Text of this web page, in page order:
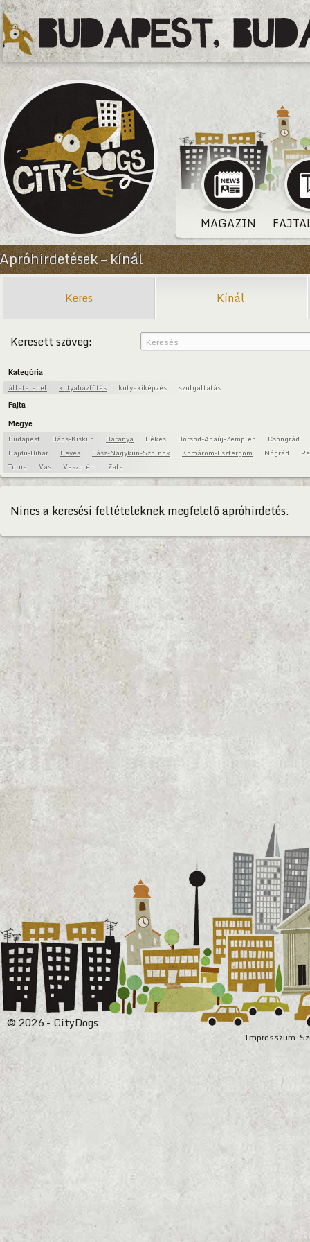
MAGAZIN
Apróhirdetések – kínál
Keres Kínál
Keresett szöveg:
Kategória
állateledel kutyaházfűtés kutyakiképzés szolgaltatás
Fajta
Megye
Budapest Bács-Kiskun Baranya Békés Borsod-Abaúj-Zemplén
Csongrád
Hajdú-Bihar
Heves Jász-Nagykun-Szolnok Komárom-Esztergom Nógrád
Tolna
Vas Veszprém Zala
Nincs a keresési feltételeknek megfelelő apróhirdetés.
Impresszum
© 2026 - CityDogs